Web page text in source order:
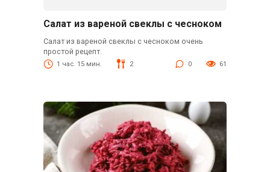
Салат из вареной свеклы с чесноком
Салат из вареной свеклы с чесноком очень
простой рецепт.
1 час. 15 мин. 2 0 61